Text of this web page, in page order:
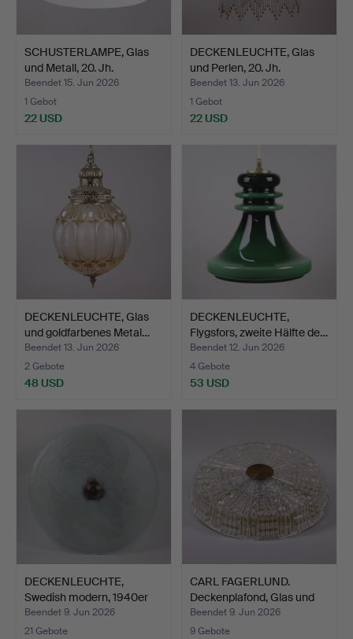
SCHUSTERLAMPE, Glas
und Metall, 20. Jh.
Beendet 15. Jun 2026
1 Gebot
22 USD
DECKENLEUCHTE, Glas
und Perlen, 20. Jh.
Beendet 13. Jun 2026
1 Gebot
22 USD
DECKENLEUCHTE, Glas
und goldfarbenes Metal…
Beendet 13. Jun 2026
2 Gebote
48 USD
DECKENLEUCHTE,
Flygsfors, zweite Hälfte de…
Beendet 12. Jun 2026
4 Gebote
53 USD
DECKENLEUCHTE,
Swedish modern, 1940er
Jahr…
Beendet 9. Jun 2026
21 Gebote
CARL FAGERLUND.
Deckenplafond, Glas und
Me…
Beendet 9. Jun 2026
9 Gebote